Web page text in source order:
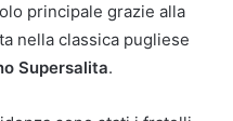
principale grazie alla
nella classica pugliese
Supersalita.